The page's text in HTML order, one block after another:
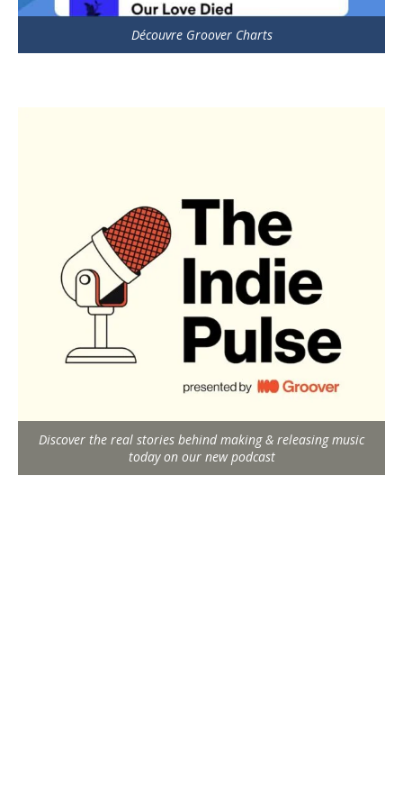
Découvre Groover Charts
Discover the real stories behind making & releasing music
today on our new podcast